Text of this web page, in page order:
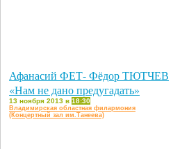
Афанасий ФЕТ- Фёдор ТЮТЧЕВ
«Нам не дано предугадать»
13 ноября 2013 в 18:30
Владимирская областная филармония
(Концертный зал им.Танеева)